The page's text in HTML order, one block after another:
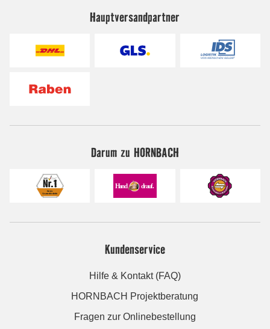
Hauptversandpartner
Darum zu HORNBACH
Kundenservice
Hilfe & Kontakt (FAQ)
HORNBACH Projektberatung
Fragen zur Onlinebestellung